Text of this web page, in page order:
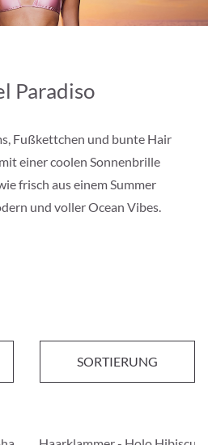
Paradiso
Fußkettchen und bunte Hair
einer coolen Sonnenbrille
frisch aus einem Summer
und voller Ocean Vibes.
SORTIERUNG
Haarklammer - Rose Summer